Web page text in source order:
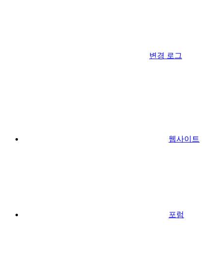
변경 로그
웹사이트
포럼